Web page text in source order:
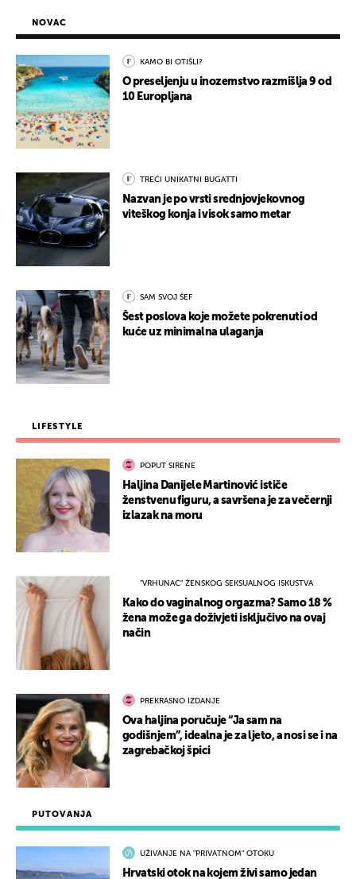
PUTOVANJA
UŽIVANJE NA "PRIVATNOM" OTOKU
Hrvatski otok na kojem živi samo jedan
NOVAC
KAMO BI OTIŠLI?
O preseljenju u inozemstvo razmišlja 9 od
10 Europljana
TREĆI UNIKATNI BUGATTI
Nazvan je po vrsti srednjovjekovnog
viteškog konja i visok samo metar
SAM SVOJ ŠEF
Šest poslova koje možete pokrenuti od
kuće uz minimalna ulaganja
LIFESTYLE
POPUT SIRENE
Haljina Danijele Martinović ističe
ženstvenu figuru, a savršena je za večernji
izlazak na moru
"VRHUNAC" ŽENSKOG SEKSUALNOG ISKUSTVA
Kako do vaginalnog orgazma? Samo 18 %
žena može ga doživjeti isključivo na ovaj
način
PREKRASNO IZDANJE
Ova haljina poručuje “Ja sam na
godišnjem”, idealna je za ljeto, a nosi se i na
zagrebačkoj špici